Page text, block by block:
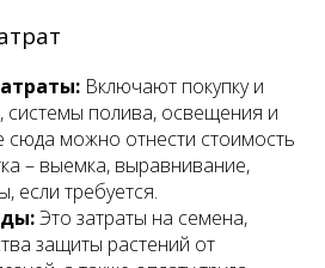
Включают покупку и
системы полива, освещения и
сюда можно отнести стоимость
– выемка, выравнивание,
если требуется.
Это затраты на семена,
защиты растений от